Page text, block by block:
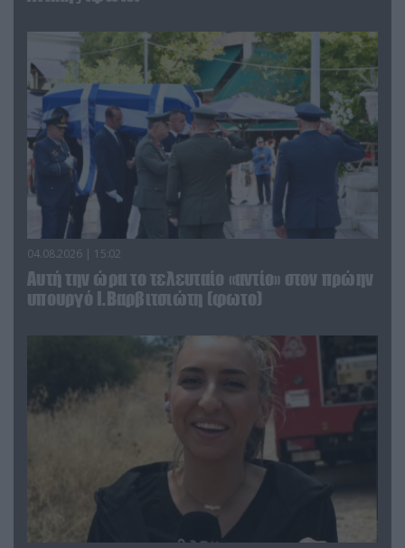
04.08.2026 | 15:02
Αυτή την ώρα το τελευταίο «αντίο» στον πρώην
υπουργό Ι.Βαρβιτσιώτη (φωτο)